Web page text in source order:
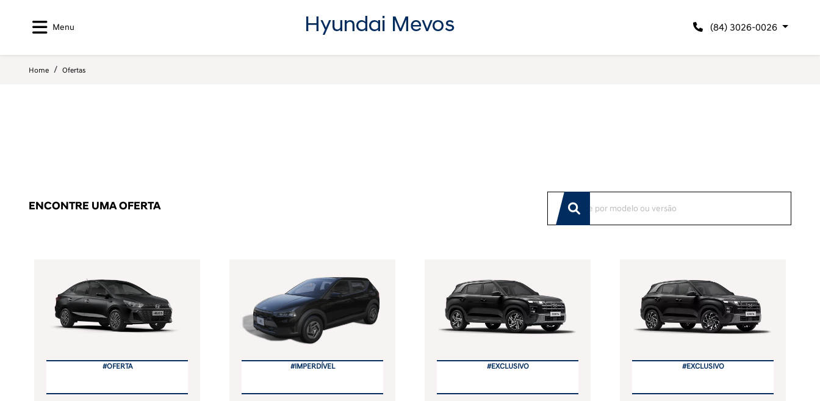
Menu (84) 3026-0026
Home Ofertas
ENCONTRE UMA OFERTA
#OFERTA #IMPERDÍVEL #EXCLUSIVO #EXCLUSIVO